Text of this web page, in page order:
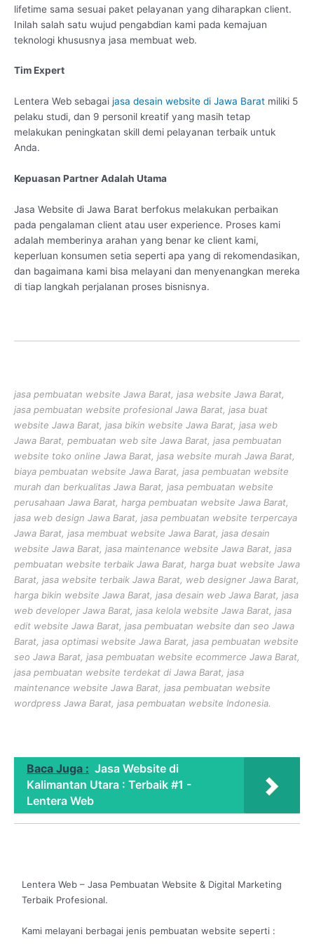
lifetime sama sesuai paket pelayanan yang diharapkan client.
Inilah salah satu wujud pengabdian kami pada kemajuan
teknologi khususnya jasa membuat web.
Tim Expert
Lentera Web sebagai jasa desain website di Jawa Barat miliki 5
pelaku studi, dan 9 personil kreatif yang masih tetap
melakukan peningkatan skill demi pelayanan terbaik untuk
Anda.
Kepuasan Partner Adalah Utama
Jasa Website di Jawa Barat berfokus melakukan perbaikan
pada pengalaman client atau user experience. Proses kami
adalah memberinya arahan yang benar ke client kami,
keperluan konsumen setia seperti apa yang di rekomendasikan,
dan bagaimana kami bisa melayani dan menyenangkan mereka
di tiap langkah perjalanan proses bisnisnya.
jasa pembuatan website Jawa Barat, jasa website Jawa Barat,
jasa pembuatan website profesional Jawa Barat, jasa buat
website Jawa Barat, jasa bikin website Jawa Barat, jasa web
Jawa Barat, pembuatan web site Jawa Barat, jasa pembuatan
website toko online Jawa Barat, jasa website murah Jawa Barat,
biaya pembuatan website Jawa Barat, jasa pembuatan website
murah dan berkualitas Jawa Barat, jasa pembuatan website
perusahaan Jawa Barat, harga pembuatan website Jawa Barat,
jasa web design Jawa Barat, jasa pembuatan website terpercaya
Jawa Barat, jasa membuat website Jawa Barat, jasa desain
website Jawa Barat, jasa maintenance website Jawa Barat, jasa
pembuatan website terbaik Jawa Barat, harga buat website Jawa
Barat, jasa website terbaik Jawa Barat, web designer Jawa Barat,
harga bikin website Jawa Barat, jasa desain web Jawa Barat, jasa
web developer Jawa Barat, jasa kelola website Jawa Barat, jasa
edit website Jawa Barat, jasa pembuatan website dan seo Jawa
Barat, jasa optimasi website Jawa Barat, jasa pembuatan website
seo Jawa Barat, jasa pembuatan website ecommerce Jawa Barat,
jasa pembuatan website terdekat di Jawa Barat, jasa
maintenance website Jawa Barat, jasa pembuatan website
wordpress Jawa Barat, jasa pembuatan website Indonesia.
Baca Juga : Jasa Website di
Kalimantan Utara : Terbaik #1 -
Lentera Web
Lentera Web – Jasa Pembuatan Website & Digital Marketing
Terbaik Profesional.
Kami melayani berbagai jenis pembuatan website seperti :